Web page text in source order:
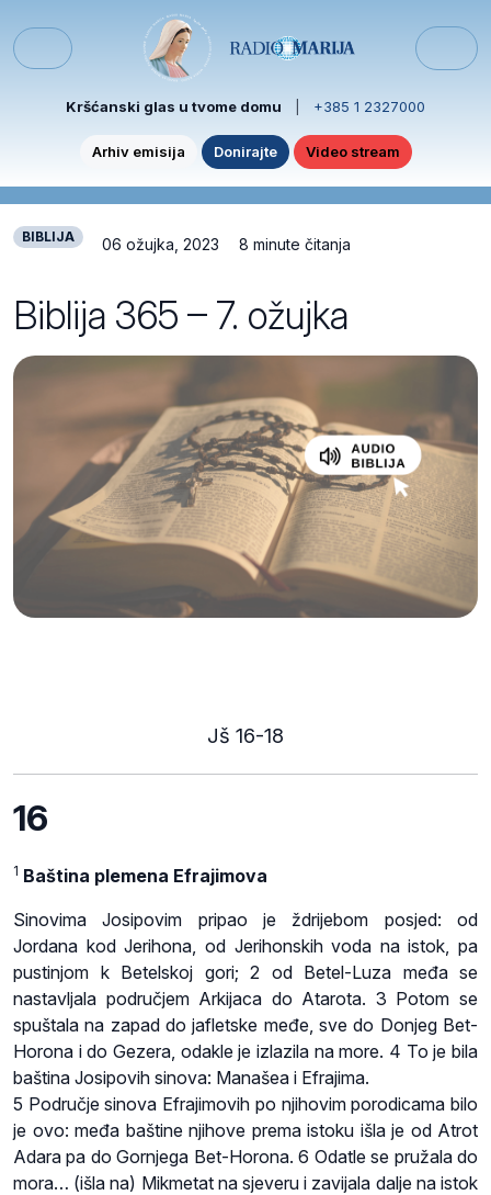
Menu
Kršćanski glas u tvome domu +385 1 2327000
Arhiv emisija Donirajte Video stream
BIBLIJA 06 ožujka, 2023 8 minute čitanja
Biblija 365 – 7. ožujka
Jš 16-18
16
1 Baština plemena Efrajimova
Sinovima Josipovim pripao je ždrijebom posjed: od
Jordana kod Jerihona, od Jerihonskih voda na istok, pa
pustinjom k Betelskoj gori; 2 od Betel-Luza međa se
nastavljala područjem Arkijaca do Atarota. 3 Potom se
spuštala na zapad do jafletske međe, sve do Donjeg Bet-
Horona i do Gezera, odakle je izlazila na more. 4 To je bila
baština Josipovih sinova: Manašea i Efrajima.
5 Područje sinova Efrajimovih po njihovim porodicama bilo
je ovo: međa baštine njihove prema istoku išla je od Atrot
Adara pa do Gornjega Bet-Horona. 6 Odatle se pružala do
mora… (išla na) Mikmetat na sjeveru i zavijala dalje na istok